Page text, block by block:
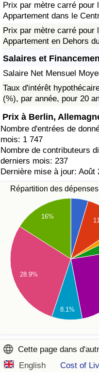
Prix par mètre carré pour
Appartement dans le
Prix par mètre carré pour
Appartement en Dehors
Salaires et
Salaire Net Mensuel
Taux d'intérêt
(%), par année, pour 20
Prix à Berlin,
Nombre d'entrées de
mois: 1 747
Nombre de contributeurs
derniers mois: 237
Dernière mise à jour: Août
Répartition des
16%
28.9%
8.1%
Cette page dans
English
Cost of